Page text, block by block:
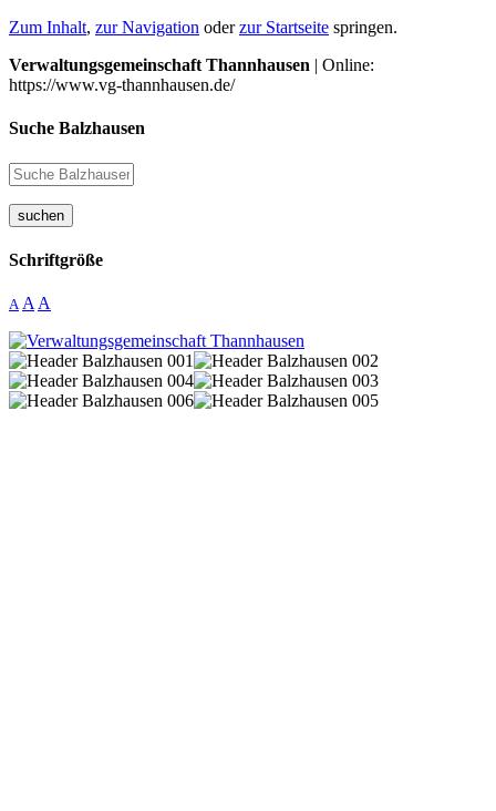
Zum Inhalt, zur Navigation oderzur Startseite springen.
Verwaltungsgemeinschaft Thannhausen | Online:
https://www.vg-thannhausen.de/
Suche Balzhausen
suchen
Schriftgröße
A A A